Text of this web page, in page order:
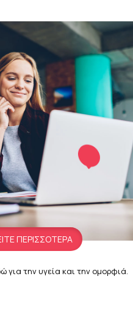
ΠΕΡΙΣΣΟΤΕΡΑ
για την υγεία και την ομορφιά.